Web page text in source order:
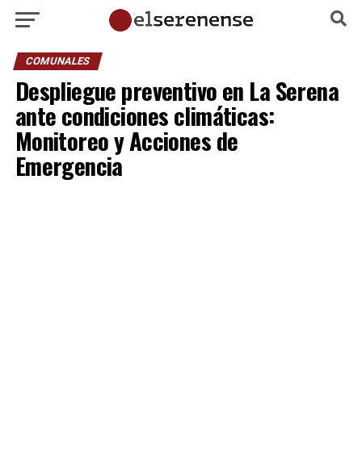
COMUNALES
Despliegue preventivo en La Serena
ante condiciones climáticas:
Monitoreo y Acciones de
Emergencia